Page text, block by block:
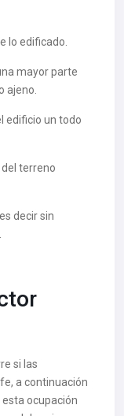
lo edificado.
mayor parte
ajeno.
edificio un todo
terreno
decir sin
si las
a continuación
ocupación